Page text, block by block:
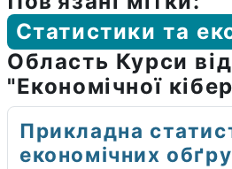
Статистики та
Область Курси
"Економічної
Прикладна
економічних